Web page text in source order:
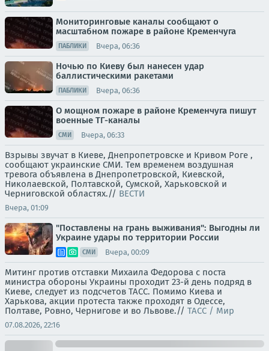
Мониторинговые каналы сообщают о
масштабном пожаре в районе Кременчуга
ПАБЛИКИ Вчера, 06:36
Ночью по Киеву был нанесен удар
баллистическими ракетами
ПАБЛИКИ Вчера, 06:36
О мощном пожаре в районе Кременчуга пишут
военные ТГ-каналы
СМИ Вчера, 06:33
Взрывы звучат в Киеве, Днепропетровске и Кривом Роге ,
сообщают украинские СМИ. Тем временем воздушная
тревога объявлена в Днепропетровской, Киевской,
Николаевской, Полтавской, Сумской, Харьковской и
Черниговской областях.// ВЕСТИ
Вчера, 01:09
"Поставлены на грань выживания": Выгодны ли
Украине удары по территории России
СМИ Вчера, 00:09
Митинг против отставки Михаила Федорова с поста
министра обороны Украины проходит 23-й день подряд в
Киеве, следует из подсчетов ТАСС. Помимо Киева и
Харькова, акции протеста также проходят в Одессе,
Полтаве, Ровно, Чернигове и во Львове.// ТАСС / Мир
07.08.2026, 22:16